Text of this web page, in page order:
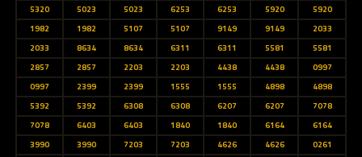
5320
5023 5023 6253 6253 5920
5920
1982
1982 5107 5107 9149 9149
2033
2033
8634 8634 6311 6311 5581
5581
2857
2857 2203 2203 4438 4438
0997
0997
2399 2399 1555 1555 4898
4898
5392
5392 6308 6308 6207 6207
7078
7078
6403 6403 1840 1840 6164
6164
3990
3990 7203 7203 4626 4626
0261